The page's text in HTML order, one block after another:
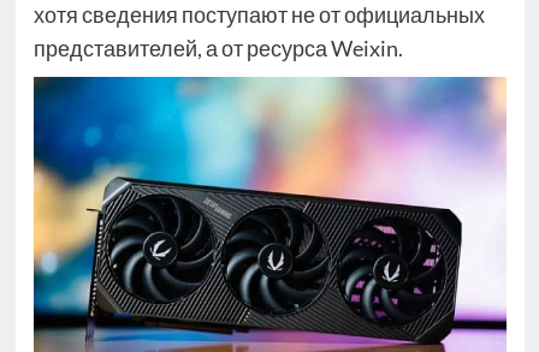
хотя сведения поступают не от официальных
представителей, а от ресурса Weixin.